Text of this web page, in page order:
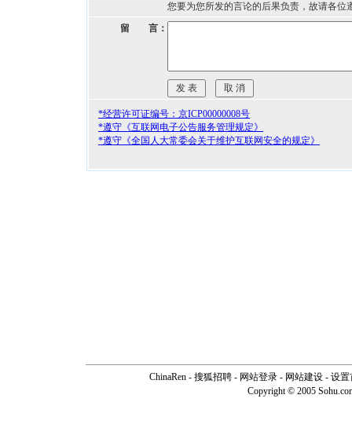
您要为您所发的言论的后果负责，故请各位
留 言：
*经营许可证编号：京ICP00000008号
*遵守《互联网电子公告服务管理规定》
*遵守《全国人大常委会关于维护互联网安全的规定》
ChinaRen - 搜狐招聘 - 网站登录 - 网站建设 - 设置
Copyright © 2005